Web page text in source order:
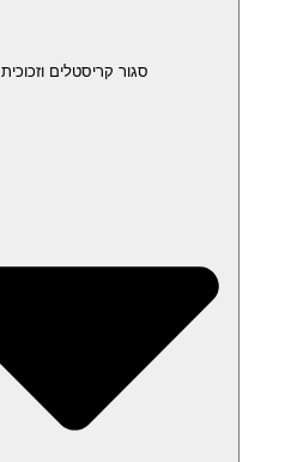
סגור קריסטלים וזכוכית